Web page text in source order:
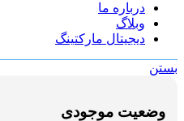
درباره ما
وبلاگ
دیجیتال مارکتینگ
بستن
وضعیت موجودی